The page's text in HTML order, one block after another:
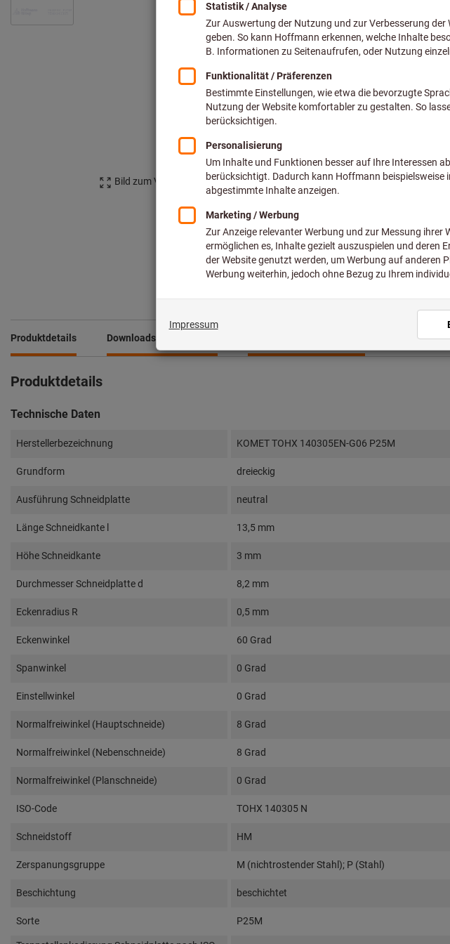
Bild zum Vergrößern anklicken
Produktdetails Downloads & Dokumente
Produktdetails
Technische Daten
Herstellerbezeichnung KOMET TOHX 140305EN-G06 P25M
Grundform dreieckig
Ausführung Schneidplatte neutral
Länge Schneidkante l 13,5 mm
Höhe Schneidkante 3 mm
Durchmesser Schneidplatte d 8,2 mm
Eckenradius R 0,5 mm
Eckenwinkel 60 Grad
Spanwinkel 0 Grad
Einstellwinkel 0 Grad
Normalfreiwinkel (Hauptschneide) 8 Grad
Normalfreiwinkel (Nebenschneide) 8 Grad
Normalfreiwinkel (Planschneide) 0 Grad
ISO-Code TOHX 140305 N
Schneidstoff HM
Zerspanungsgruppe M (nichtrostender Stahl); P (Stahl)
Beschichtung beschichtet
Sorte P25M